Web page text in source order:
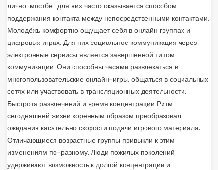
лично. мостбет для них часто оказывается способом
поддержания контакта между непосредственными контактами.
Молодёжь комфортно ощущает себя в онлайн группах и
цифровых играх. Для них социальное коммуникация через
электронные сервисы является завершенной типом
коммуникации. Они способны часами развлекаться в
многопользовательские онлайн-игры, общаться в социальных
сетях или участвовать в трансляционных деятельности.
Быстрота развлечений и время концентрации Ритм
сегодняшней жизни коренным образом преобразовал
ожидания касательно скорости подачи игрового материала.
Отличающиеся возрастные группы привыкли к этим
изменениям по-разному. Люди пожилых поколений
удерживают возможность к долгой концентрации и